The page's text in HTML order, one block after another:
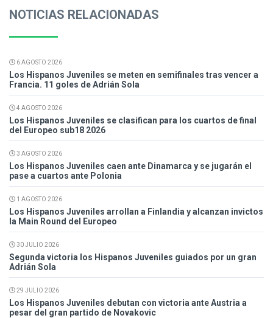
NOTICIAS RELACIONADAS
6 AGOSTO 2026
Los Hispanos Juveniles se meten en semifinales tras vencer a
Francia. 11 goles de Adrián Sola
4 AGOSTO 2026
Los Hispanos Juveniles se clasifican para los cuartos de final
del Europeo sub18 2026
3 AGOSTO 2026
Los Hispanos Juveniles caen ante Dinamarca y se jugarán el
pase a cuartos ante Polonia
1 AGOSTO 2026
Los Hispanos Juveniles arrollan a Finlandia y alcanzan invictos
la Main Round del Europeo
30 JULIO 2026
Segunda victoria los Hispanos Juveniles guiados por un gran
Adrián Sola
29 JULIO 2026
Los Hispanos Juveniles debutan con victoria ante Austria a
pesar del gran partido de Novakovic